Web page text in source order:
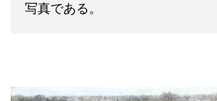
写真である。